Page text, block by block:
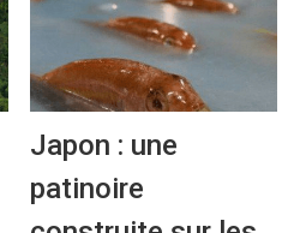
Japon : une
patinoire